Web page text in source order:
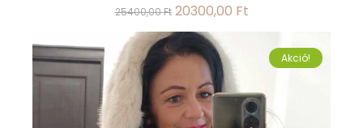
25400,00Ft 20300,00 Ft
Akció!